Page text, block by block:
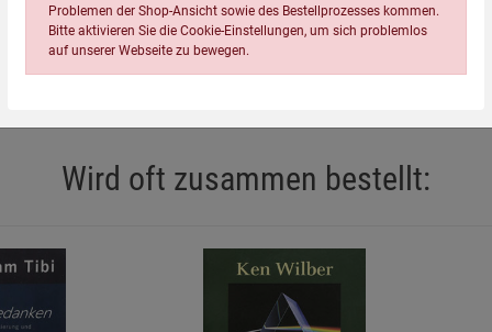
einer künftigen Währungsreform erlassen werden, wird
Wird oft zusammen bestellt:
Problemen der Shop-Ansicht sowie des Bestellprozesses kommen.
Bitte aktivieren Sie die Cookie-Einstellungen, um sich problemlos
auf unserer Webseite zu bewegen.
Notwendige Cookies (5)